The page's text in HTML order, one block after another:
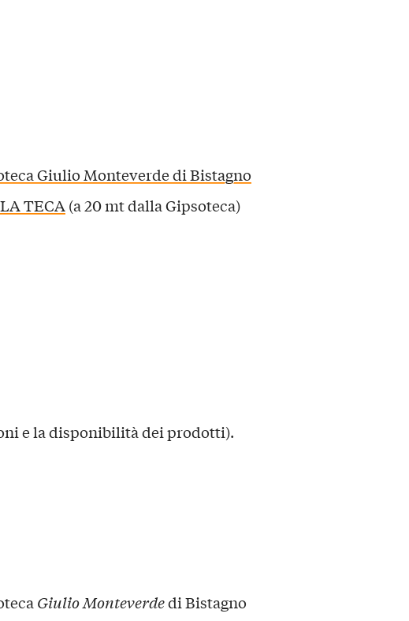
Giulio Monteverde di Bistagno
TECA (a 20 mt dalla Gipsoteca)
e la disponibilità dei prodotti).
Giulio Monteverdedi Bistagno